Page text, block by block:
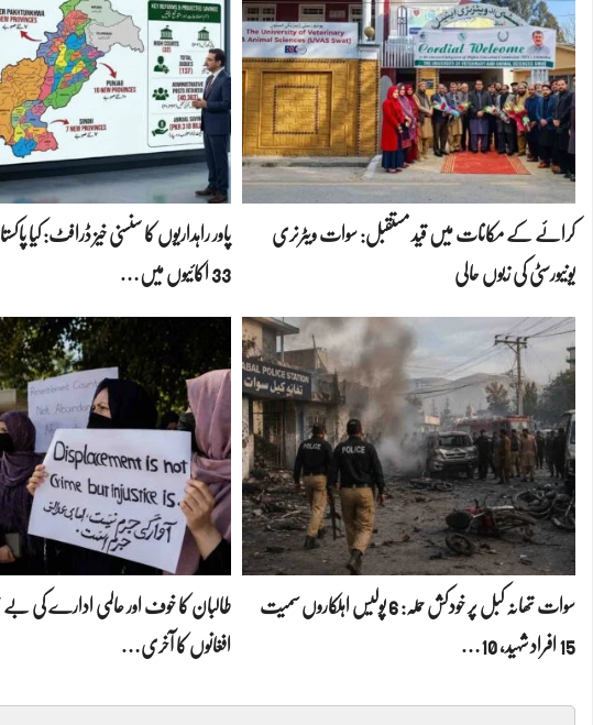
کرائے کے مکانات میں قید مستقبل: سوات ویٹرنری
یونیورسٹی کی زبوں حالی 33 اکائیوں میں…
سوات تھانہ کبل پر خودکش حملہ: 6 پولیس اہلکاروں سمیت
15 افراد شہید، 10…
طالبان کا خوف اور عالمی ادارے کی
افغانوں کا آخری…